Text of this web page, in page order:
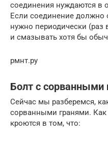
соединения нуждаются в
Если соединение должно
нужно периодически (раз
и смазывать хотя бы
рмнт.ру
Болт с сорванными
Сейчас мы разберемся,
сорванными гранями.
кроются в том, что: